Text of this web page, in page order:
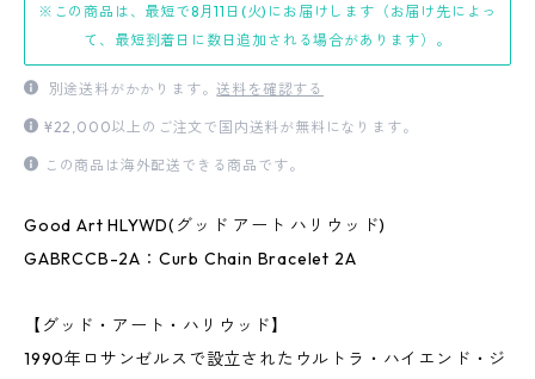
※この商品は、最短で8月11日(火)にお届けします（お届け先によっ
て、最短到着日に数日追加される場合があります）。
別途送料がかかります。送料を確認する
¥22,000以上のご注文で国内送料が無料になります。
この商品は海外配送できる商品です。
Good Art HLYWD(グッド アート ハリウッド)
GABRCCB-2A：Curb Chain Bracelet 2A
【グッド・アート・ハリウッド】
1990年ロサンゼルスで設立されたウルトラ・ハイエンド・ジ